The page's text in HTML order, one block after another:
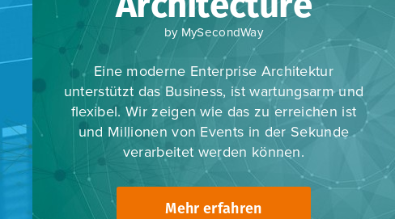
by MySecondWay
Eine moderne Enterprise Architektur
unterstützt das Business, ist wartungsarm und
flexibel. Wir zeigen wie das zu erreichen ist
und Millionen von Events in der Sekunde
verarbeitet werden können.
Mehr erfahren